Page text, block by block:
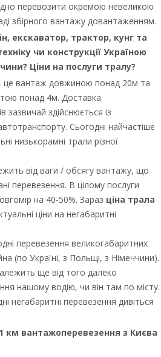
перевозити окремою невеликою
збірного вантажу довантаженням.
екскаватор, трактор, кунг та
чи конструкції Україною
Ціни на послуги тралу?
це вантаж довжиною понад 20м та
понад 4м. Доставка
зазвичай здійснюється із
Сьогодні найчастіше
низькорамні трали різної
від ваги / обсягу вантажу, що
перевезення. В цілому послуги
на 40-50%. Зараз ціна трала
ціни на негабаритні
перевезення великогабаритних
(по Україні, з Польщі, з Німеччини).
ще від того далеко
нашому водію, чи він там по місту.
негабаритні перевезення дивіться
км вантажоперевезення з Києва